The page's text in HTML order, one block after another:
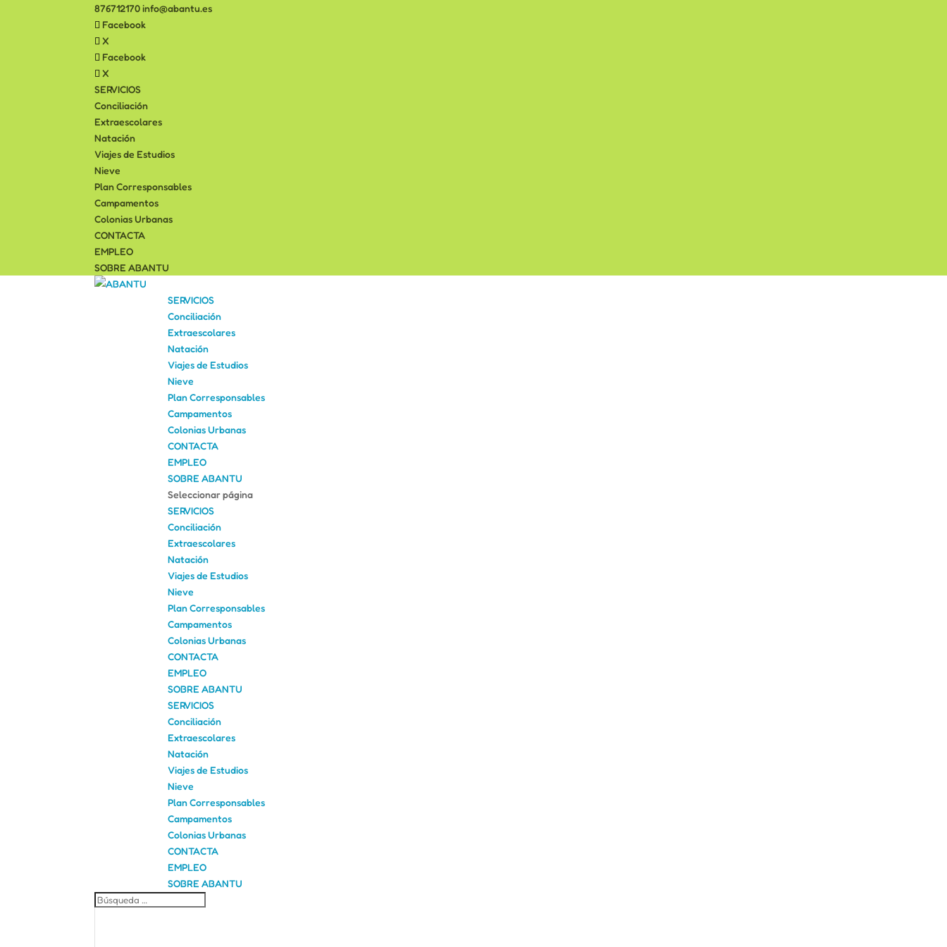
876712170 info@abantu.es
Facebook
X
Facebook
X
SERVICIOS
Conciliación
Extraescolares
Natación
Viajes de Estudios
Nieve
Plan Corresponsables
Campamentos
Colonias Urbanas
CONTACTA
EMPLEO
SOBRE ABANTU
SERVICIOS
Conciliación
Extraescolares
Natación
Viajes de Estudios
Nieve
Plan Corresponsables
Campamentos
Colonias Urbanas
CONTACTA
EMPLEO
SOBRE ABANTU
Seleccionar página
SERVICIOS
Conciliación
Extraescolares
Natación
Viajes de Estudios
Nieve
Plan Corresponsables
Campamentos
Colonias Urbanas
CONTACTA
EMPLEO
SOBRE ABANTU
SERVICIOS
Conciliación
Extraescolares
Natación
Viajes de Estudios
Nieve
Plan Corresponsables
Campamentos
Colonias Urbanas
CONTACTA
EMPLEO
SOBRE ABANTU